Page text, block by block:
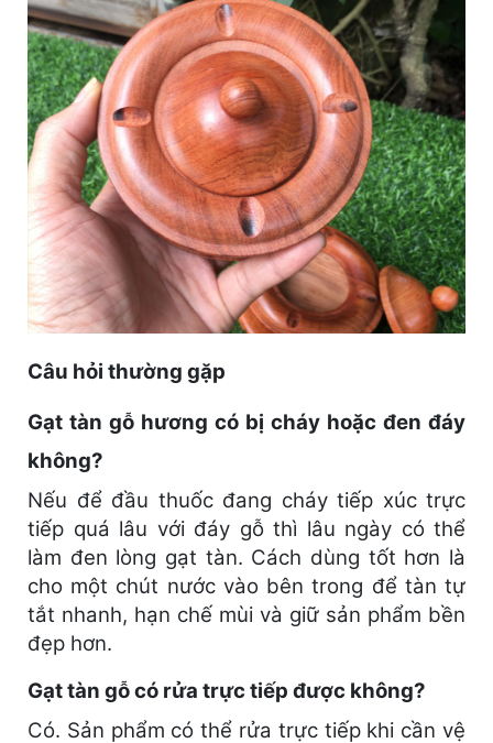
Câu hỏi thường gặp
Gạt tàn gỗ hương có bị cháy hoặc đen đáy
không?
Nếu để đầu thuốc đang cháy tiếp xúc trực
tiếp quá lâu với đáy gỗ thì lâu ngày có thể
làm đen lòng gạt tàn. Cách dùng tốt hơn là
cho một chút nước vào bên trong để tàn tự
tắt nhanh, hạn chế mùi và giữ sản phẩm bền
đẹp hơn.
Gạt tàn gỗ có rửa trực tiếp được không?
Có. Sản phẩm có thể rửa trực tiếp khi cần vệ